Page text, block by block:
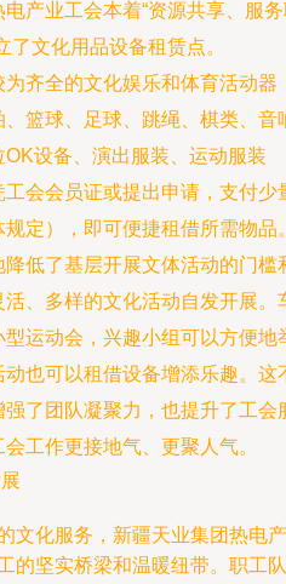
产业工会本着“资源共享、服
了文化用品设备租赁点。
为齐全的文化娱乐和体育活动器
篮球、足球、跳绳、棋类、音
设备、演出服装、运动服装
会会员证或提出申请，支付少
定），即可便捷租借所需物品
降低了基层开展文体活动的门槛
、多样的文化活动自发开展。
运动会，兴趣小组可以方便地
也可以租借设备增添乐趣。这
了团队凝聚力，也提升了工会
工作更接地气、更聚人气。
文化服务，新疆天业集团热电产
的坚实桥梁和温暖纽带。职工队